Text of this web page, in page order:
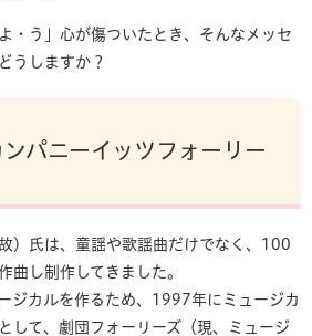
・う」心が傷ついたとき、そんなメッセ
うしますか？
パニーイッツフォーリー
）氏は、童謡や歌謡曲だけでなく、100
曲し制作してきました。
ジカルを作るため、1997年にミュージカ
して、劇団フォーリーズ（現、ミュージ